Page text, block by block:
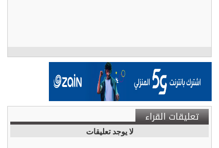
تعليقات القراء
لا يوجد تعليقات